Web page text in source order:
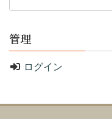
管理
ログイン